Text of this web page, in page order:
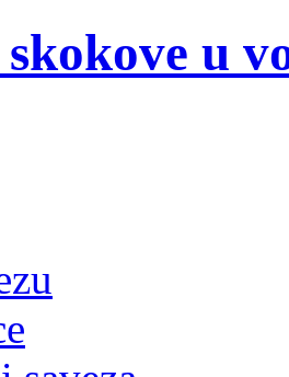
skokove u